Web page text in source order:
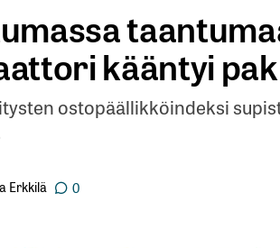
kääntyi
ostopäällikköindeksi
Erkkilä 0